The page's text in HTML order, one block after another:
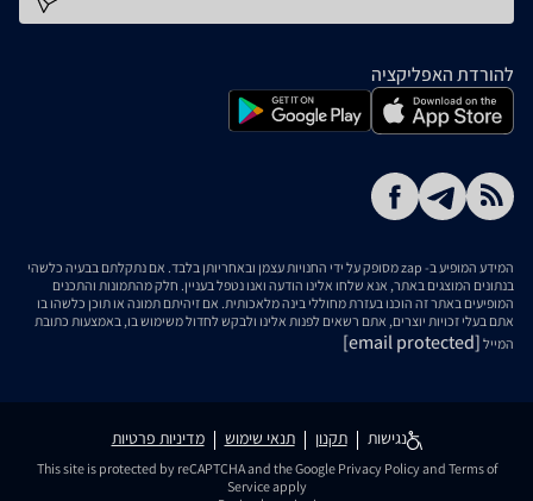
להורדת האפליקציה
המידע המופיע ב- zap מסופק על ידי החנויות עצמן ובאחריותן בלבד. אם נתקלתם בבעיה כלשהי
בנתונים המוצגים באתר, אנא שלחו אלינו הודעה ואנו נטפל בעניין. חלק מהתמונות והתכנים
המופיעים באתר זה הוכנו בעזרת מחוללי בינה מלאכותית. אם זיהיתם תמונה או תוכן כלשהו בו
אתם בעלי זכויות יוצרים, אתם רשאים לפנות אלינו ולבקש לחדול משימוש בו, באמצעות כתובת
המייל [email protected]
נגישות תקנון תנאי שימוש מדיניות פרטיות
This site is protected by reCAPTCHA and the Google Privacy Policyand Terms of
Serviceapply